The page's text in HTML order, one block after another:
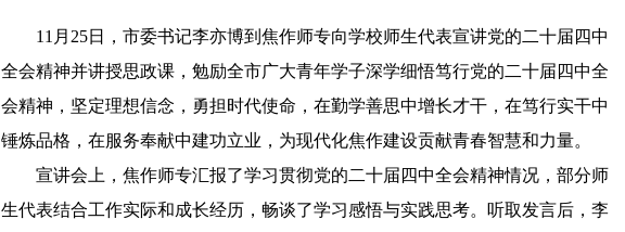
11月25日，市委书记李亦博到焦作师专向学校师生代表宣讲党的二十届四中
全会精神并讲授思政课，勉励全市广大青年学子深学细悟笃行党的二十届四中全
会精神，坚定理想信念，勇担时代使命，在勤学善思中增长才干，在笃行实干中
锤炼品格，在服务奉献中建功立业，为现代化焦作建设贡献青春智慧和力量。
宣讲会上，焦作师专汇报了学习贯彻党的二十届四中全会精神情况，部分师
生代表结合工作实际和成长经历，畅谈了学习感悟与实践思考。听取发言后，李